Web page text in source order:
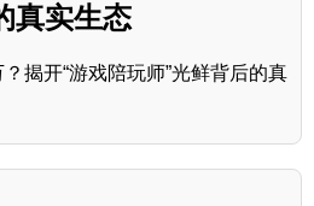
真实生态